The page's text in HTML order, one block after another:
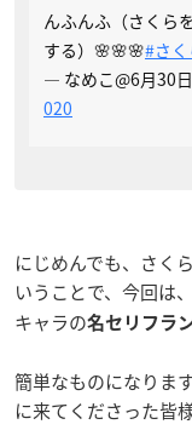
んふんふ（さくら
する）🌸🌸🌸#さく
— なめこ@6月30
020
にじめんでも、さく
いうことで、今回は、
キャラの名セリフラ
簡単なものになりま
に来てくださった皆